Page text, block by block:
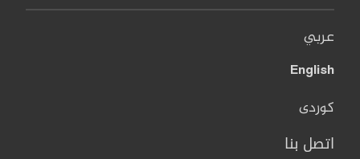
عربي
English
کوردی
اتصل بنا